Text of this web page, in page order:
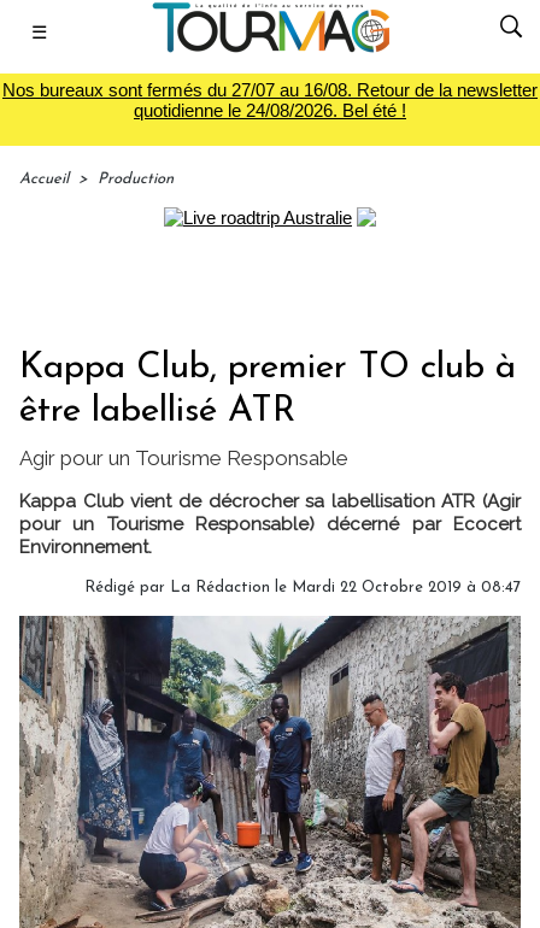
☰
Nos bureaux sont fermés du 27/07 au 16/08. Retour de la newsletter
quotidienne le 24/08/2026. Bel été !
Accueil > Production
Kappa Club, premier TO club à
être labellisé ATR
Agir pour un Tourisme Responsable
Kappa Club vient de décrocher sa labellisation ATR (Agir
pour un Tourisme Responsable) décerné par Ecocert
Environnement.
Rédigé par La Rédaction le Mardi 22 Octobre 2019 à 08:47